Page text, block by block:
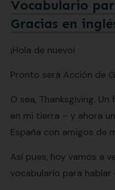
Vocabulario
Gracias en
¡Hola de nuevo!
Pronto será Acción de
O sea, Thanksgiving.
en mi tierra – y ahora
España con amigos de
Así pues, hoy vamos a
vocabulario para hablar